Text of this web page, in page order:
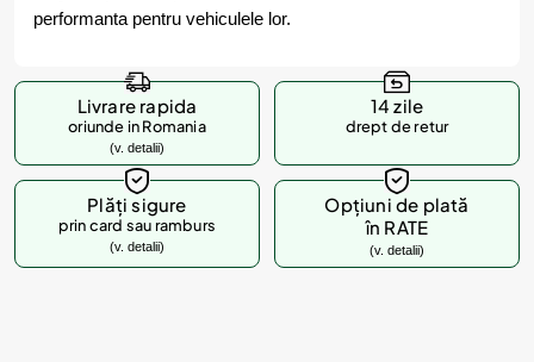
performanta pentru vehiculele lor.
Livrare rapida
oriunde in Romania
(v. detalii)
14 zile
drept de retur
Plăți sigure
prin card sau ramburs
(v. detalii)
Opțiuni de plată
în RATE
(v. detalii)